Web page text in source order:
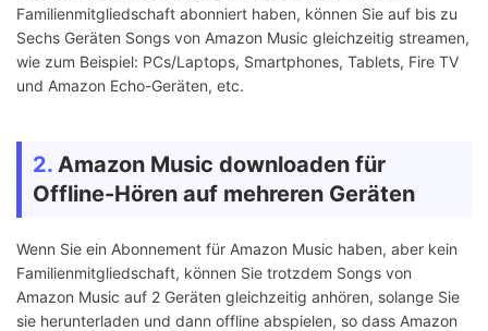
Familienmitgliedschaft abonniert haben, können Sie auf bis zu
Sechs Geräten Songs von Amazon Music gleichzeitig streamen,
wie zum Beispiel: PCs/Laptops, Smartphones, Tablets, Fire TV
und Amazon Echo-Geräten, etc.
2. Amazon Music downloaden für
Offline-Hören auf mehreren Geräten
Wenn Sie ein Abonnement für Amazon Music haben, aber kein
Familienmitgliedschaft, können Sie trotzdem Songs von
Amazon Music auf 2 Geräten gleichzeitig anhören, solange Sie
sie herunterladen und dann offline abspielen, so dass Amazon